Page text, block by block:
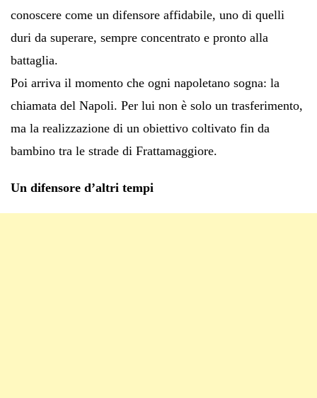
conoscere come un difensore affidabile, uno di quelli
duri da superare, sempre concentrato e pronto alla
battaglia.
Poi arriva il momento che ogni napoletano sogna: la
chiamata del Napoli. Per lui non è solo un trasferimento,
ma la realizzazione di un obiettivo coltivato fin da
bambino tra le strade di Frattamaggiore.
Un difensore d’altri tempi